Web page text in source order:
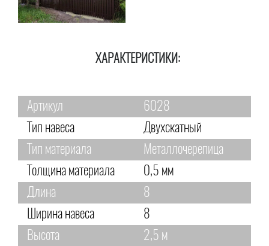
ХАРАКТЕРИСТИКИ:
Артикул
6028
Тип навеса
Двухскатный
Тип материала
Металлочерепица
Толщина материала
0,5 мм
Длина
8
Ширина навеса
8
Высота
2,5 м